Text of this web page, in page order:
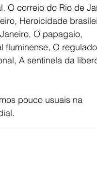
O correio do Rio de
Heroicidade
O papagaio,
fluminense, O
A sentinela da
pouco usuais na